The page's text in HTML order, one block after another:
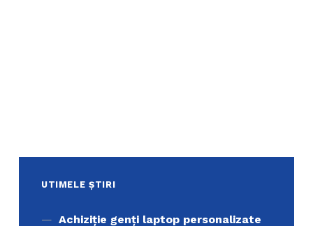
UTIMELE ȘTIRI
Achiziţie genți laptop personalizate